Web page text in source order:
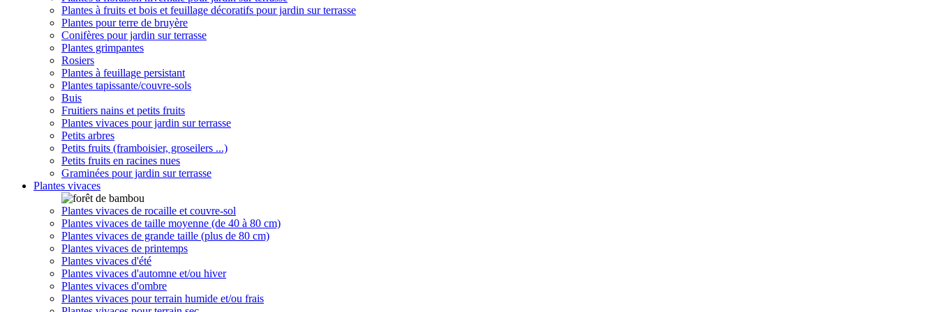
Plantes à fruits et bois et feuillage décoratifs pour jardin sur terrasse
Plantes pour terre de bruyère
Conifères pour jardin sur terrasse
Plantes grimpantes
Rosiers
Plantes à feuillage persistant
Plantes tapissante/couvre-sols
Buis
Fruitiers nains et petits fruits
Plantes vivaces pour jardin sur terrasse
Petits arbres
Petits fruits (framboisier, groseilers ...)
Petits fruits en racines nues
Graminées pour jardin sur terrasse
Plantes vivaces
Plantes vivaces de rocaille et couvre-sol
Plantes vivaces de taille moyenne (de 40 à 80 cm)
Plantes vivaces de grande taille (plus de 80 cm)
Plantes vivaces de printemps
Plantes vivaces d'été
Plantes vivaces d'automne et/ou hiver
Plantes vivaces d'ombre
Plantes vivaces pour terrain humide et/ou frais